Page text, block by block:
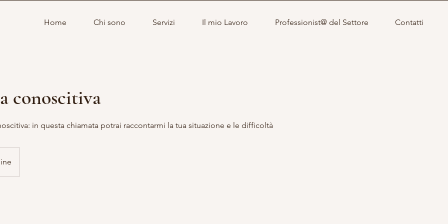
Home Chi sono Servizi Il mio Lavoro Professionist@ del Settore Contatti
conoscitiva
in questa chiamata potrai raccontarmi la tua situazione e le difficoltà